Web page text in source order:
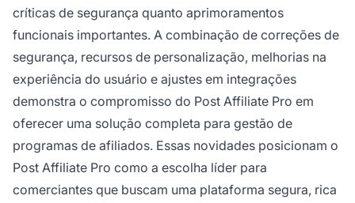
críticas de segurança quanto aprimoramentos
funcionais importantes. A combinação de correções de
segurança, recursos de personalização, melhorias na
experiência do usuário e ajustes em integrações
demonstra o compromisso do Post Affiliate Pro em
oferecer uma solução completa para gestão de
programas de afiliados. Essas novidades posicionam o
Post Affiliate Pro como a escolha líder para
comerciantes que buscam uma plataforma segura, rica